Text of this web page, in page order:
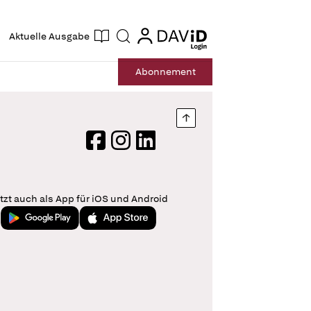
Aktuelle Ausgabe Suche login
login
Abonnement
Nach oben springen
FacebookInstagram
LinkedIn
auch als App für iOS und Android
Jetzt bei Google PlayLaden im App Store